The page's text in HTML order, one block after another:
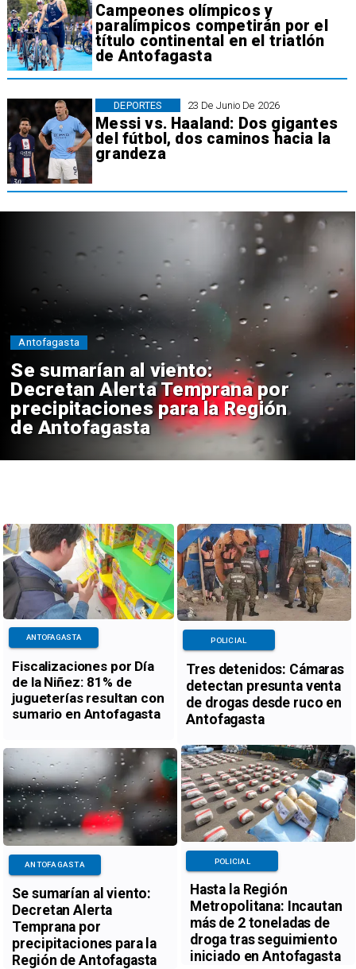
Campeones olímpicos y
paralímpicos competirán por el
título continental en el triatlón
de Antofagasta
23 De Junio De 2026
Messi vs. Haaland: Dos gigantes
del fútbol, dos caminos hacia la
grandeza
DEPORTES
Se sumarían al viento:
Decretan Alerta Temprana por
precipitaciones para la Región
de Antofagasta
Antofagasta
Fiscalizaciones por Día
de la Niñez: 81% de
jugueterías resultan con
sumario en Antofagasta
ANTOFAGASTA
Tres detenidos: Cámaras
detectan presunta venta
de drogas desde ruco en
Antofagasta
POLICIAL
Se sumarían al viento:
Decretan Alerta
Temprana por
precipitaciones para la
Región de Antofagasta
ANTOFAGASTA
Hasta la Región
Metropolitana: Incautan
más de 2 toneladas de
droga tras seguimiento
iniciado en Antofagasta
POLICIAL